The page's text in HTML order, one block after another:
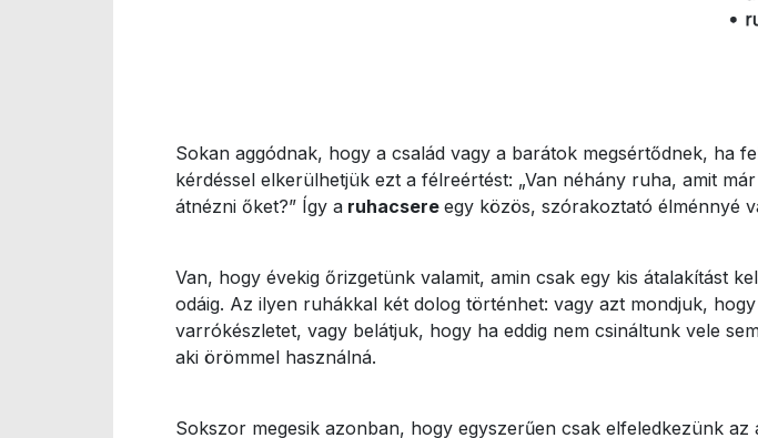
Sokan aggódnak, hogy a család vagy a barátok megsértődnek, ha
kérdéssel elkerülhetjük ezt a félreértést: „Van néhány ruha, amit
átnézni őket?” Így a ruhacsere egy közös, szórakoztató élménnyé
Van, hogy évekig őrizgetünk valamit, amin csak egy kis átalakítást
odáig. Az ilyen ruhákkal két dolog történhet: vagy azt mondjuk,
varrókészletet, vagy belátjuk, hogy ha eddig nem csináltunk vele
aki örömmel használná.
Sokszor megesik azonban, hogy egyszerűen csak elfeledkezünk